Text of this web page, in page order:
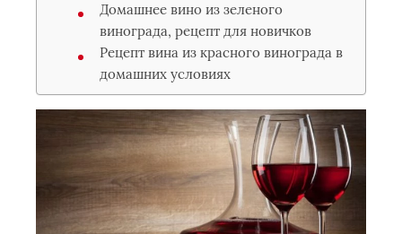
Домашнее вино из зеленого
винограда, рецепт для новичков
Рецепт вина из красного винограда в
домашних условиях